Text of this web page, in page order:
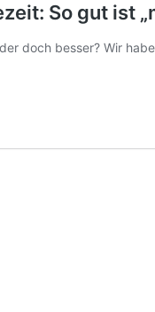
So gut ist
doch besser? Wir